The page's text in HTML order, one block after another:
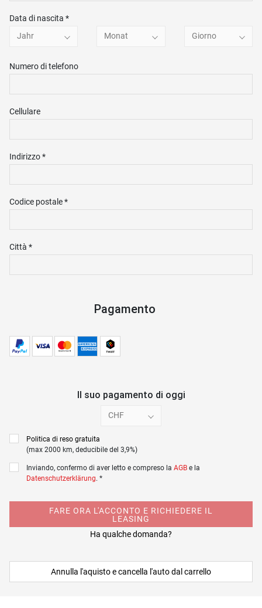
Data di nascita *
Jahr
Monat Giorno
Numero di telefono
Cellulare
Indirizzo *
Codice postale *
Città *
Pagamento
Il suo pagamento di oggi
CHF
Politica di reso gratuita
(max 2000 km, deducibile del 3,9%)
Inviando, confermo di aver letto e compreso la AGB e la
Datenschutzerklärung. *
FARE ORA L'ACCONTO E RICHIEDERE IL
LEASING
Ha qualche domanda?
Annulla l'aquisto e cancella l'auto dal carrello